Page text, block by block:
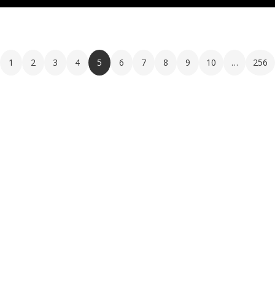
1 2 3 4 5 6 7 8 9 10 … 256